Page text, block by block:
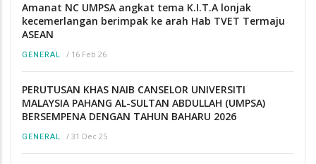
Amanat NC UMPSA angkat tema K.I.T.A lonjak
kecemerlangan berimpak ke arah Hab TVET Termaju
ASEAN
GENERAL / 16 Feb 26
PERUTUSAN KHAS NAIB CANSELOR UNIVERSITI
MALAYSIA PAHANG AL-SULTAN ABDULLAH (UMPSA)
BERSEMPENA DENGAN TAHUN BAHARU 2026
GENERAL / 31 Dec 25